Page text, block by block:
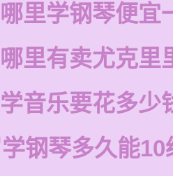
里学钢琴便宜
里有卖尤克里
音乐要花多少
钢琴多久能10